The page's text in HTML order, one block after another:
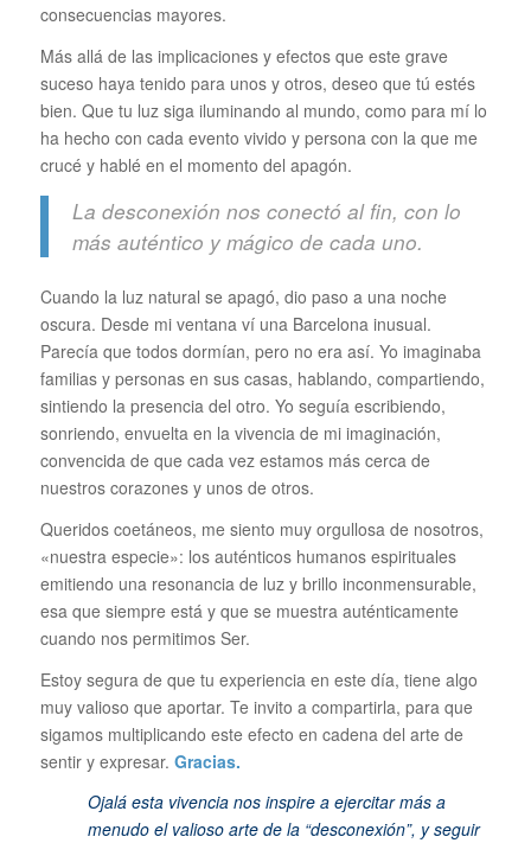
consecuencias mayores.
Más allá de las implicaciones y efectos que este grave
suceso haya tenido para unos y otros, deseo que tú estés
bien. Que tu luz siga iluminando al mundo, como para mí lo
ha hecho con cada evento vivido y persona con la que me
crucé y hablé en el momento del apagón.
La desconexión nos conectó al fin, con lo
más auténtico y mágico de cada uno.
Cuando la luz natural se apagó, dio paso a una noche
oscura. Desde mi ventana ví una Barcelona inusual.
Parecía que todos dormían, pero no era así. Yo imaginaba
familias y personas en sus casas, hablando, compartiendo,
sintiendo la presencia del otro. Yo seguía escribiendo,
sonriendo, envuelta en la vivencia de mi imaginación,
convencida de que cada vez estamos más cerca de
nuestros corazones y unos de otros.
Queridos coetáneos, me siento muy orgullosa de nosotros,
«nuestra especie»: los auténticos humanos espirituales
emitiendo una resonancia de luz y brillo inconmensurable,
esa que siempre está y que se muestra auténticamente
cuando nos permitimos Ser.
Estoy segura de que tu experiencia en este día, tiene algo
muy valioso que aportar. Te invito a compartirla, para que
sigamos multiplicando este efecto en cadena del arte de
sentir y expresar. Gracias.
Ojalá esta vivencia nos inspire a ejercitar más a
menudo el valioso arte de la “desconexión”, y seguir